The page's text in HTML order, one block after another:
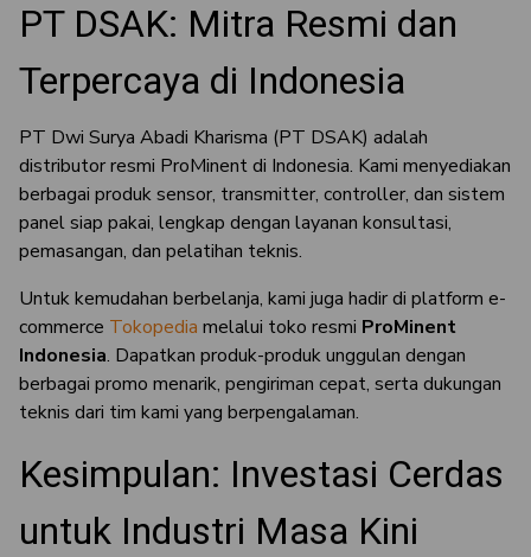
PT DSAK: Mitra Resmi dan
Terpercaya di Indonesia
PT Dwi Surya Abadi Kharisma (PT DSAK) adalah
distributor resmi ProMinent di Indonesia. Kami menyediakan
berbagai produk sensor, transmitter, controller, dan sistem
panel siap pakai, lengkap dengan layanan konsultasi,
pemasangan, dan pelatihan teknis.
Untuk kemudahan berbelanja, kami juga hadir di platform e-
commerce Tokopedia melalui toko resmi ProMinent
Indonesia. Dapatkan produk-produk unggulan dengan
berbagai promo menarik, pengiriman cepat, serta dukungan
teknis dari tim kami yang berpengalaman.
Kesimpulan: Investasi Cerdas
untuk Industri Masa Kini